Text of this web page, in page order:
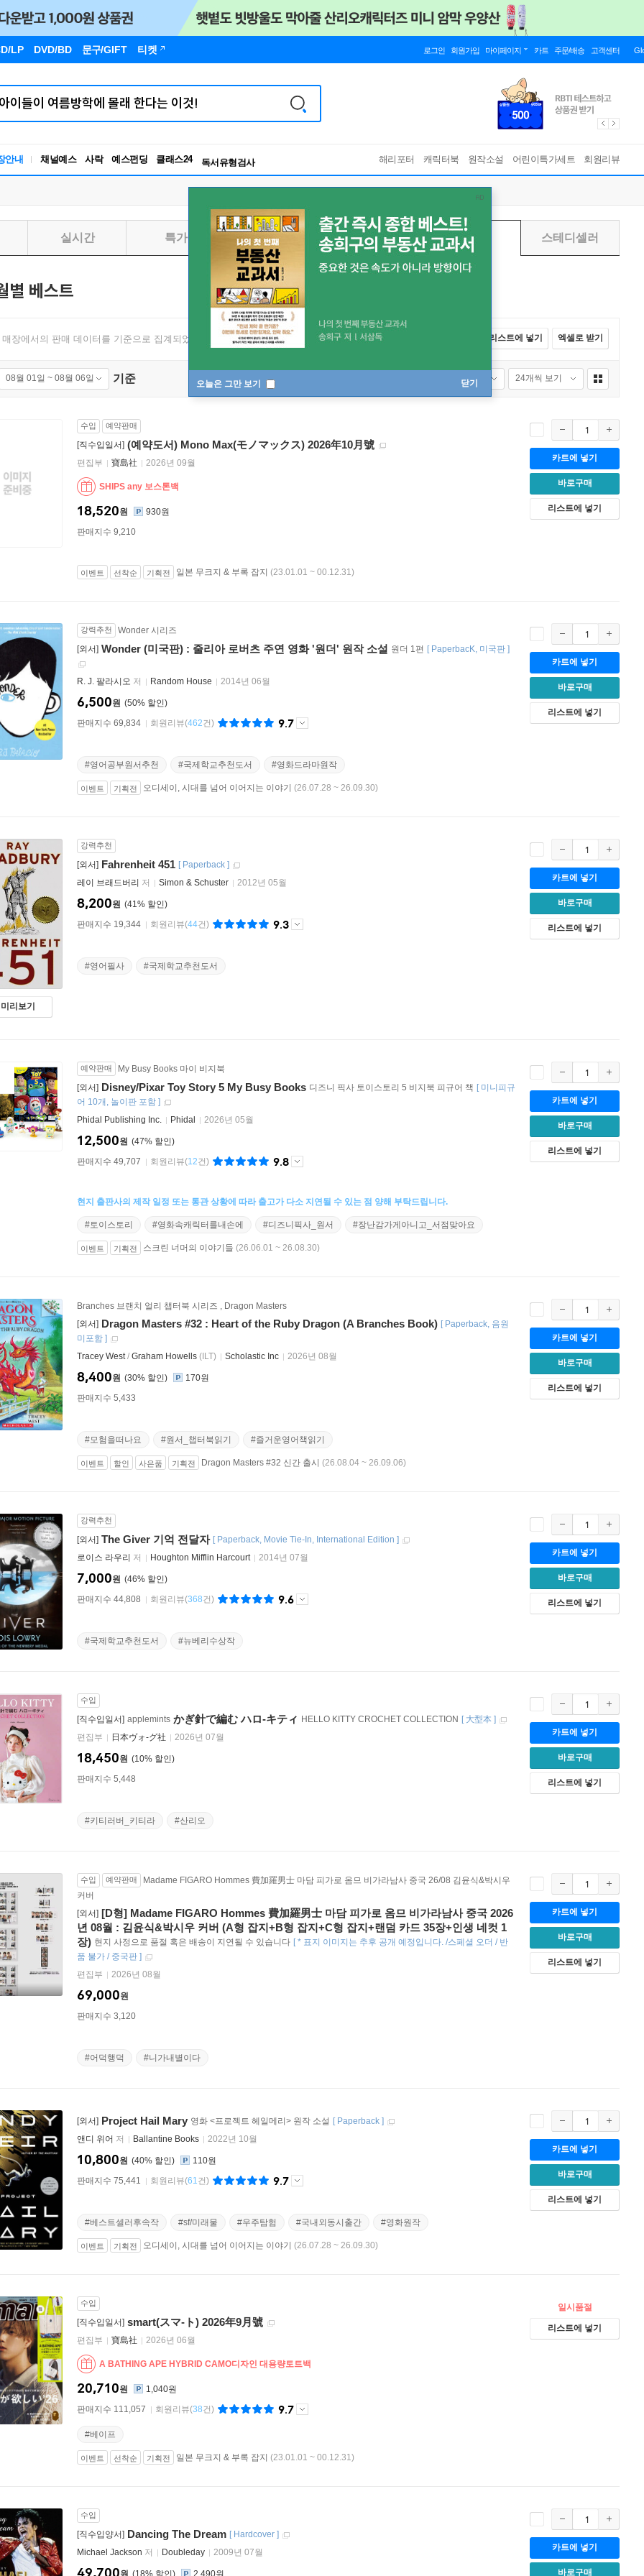
LP DVD/BD 문구/GIFT 티켓 로그인 회원가입 마이페이지 카트 주문/배송 고객센터
안내 채널예스 사락 예스펀딩 클래스24
독서유형검사
RBTI Lab
독서유형검사
해리포터 캐릭터북 원작소설 어린이특가세트 회원리뷰
오늘은 그만 보기 닫기
실시간 특가 일별 주별 월별 스테디셀러
별 베스트
장에서의 판매 데이터를 기준으로 집계되었습니다. 전체선택 카트에 넣기 리스트에 넣기 엑셀로 받기
08월 01일 ~ 08월 06일 기준 품절포함 24개씩 보기
수입 예약판매
[직수입일서] (예약도서) Mono Max(モノマックス) 2026年10月號
편집부 寶島社 2026년 09월
SHIPS any 보스톤백
18,520원
930원
판매지수 9,210
이벤트 선착순 기획전 일본 무크지 & 부록 잡지 (23.01.01 ~ 00.12.31)
카트에 넣기
바로구매
리스트에 넣기
강력추천
Wonder 시리즈
[외서] Wonder (미국판) : 줄리아 로버츠 주연 영화 '원더' 원작 소설 원더 1편 [ PaperbacK 미국판 ]
R. J. 팔라시오 저 Random House 2014년 06월
50%
6,500원
판매지수 69,834
회원리뷰(462건) 9.7
#영어공부원서추천 #국제학교추천도서 #영화드라마원작
이벤트 기획전 오디세이, 시대를 넘어 이어지는 이야기 (26.07.28 ~ 26.09.30)
카트에 넣기
바로구매
리스트에 넣기
미리보기
강력추천
[외서] Fahrenheit 451 [ Paperback ]
레이 브래드버리 저 Simon & Schuster 2012년 05월
41%
8,200원
판매지수 19,344
회원리뷰(44건) 9.3
#영어필사 #국제학교추천도서
카트에 넣기
바로구매
리스트에 넣기
예약판매
My Busy Books 마이 비지북
[외서] Disney/Pixar Toy Story 5 My Busy Books 디즈니 픽사 토이스토리 5 비지북 피규어 책 [ 미니피규
어 10개
놀이판 포함 ]
Phidal Publishing Inc.
Phidal 2026년 05월
47%
12,500원
판매지수 49,707
회원리뷰(12건) 9.8
현지 출판사의 제작 일정 또는 통관 상황에 따라 출고가 다소 지연될 수 있는 점 양해 부탁드립니다.
#토이스토리 #영화속캐릭터를내손에 #디즈니픽사_원서 #장난감가게아니고_서점맞아요
이벤트 기획전 스크린 너머의 이야기들 (26.06.01 ~ 26.08.30)
카트에 넣기
바로구매
리스트에 넣기
Branches 브랜치 얼리 챕터북 시리즈 , Dragon Masters
[외서] Dragon Masters #32 : Heart of the Ruby Dragon (A Branches Book) [ Paperback 음원
미포함 ]
Tracey West/ Graham Howells (ILT) Scholastic Inc 2026년 08월
30%
8,400원
170원
판매지수 5,433
#모험을떠나요 #원서_챕터북읽기 #즐거운영어책읽기
이벤트 할인 사은품 기획전 Dragon Masters #32 신간 출시 (26.08.04 ~ 26.09.06)
카트에 넣기
바로구매
리스트에 넣기
강력추천
[외서] The Giver 기억 전달자 [ Paperback Movie Tie-In International Edition ]
로이스 라우리 저 Houghton Mifflin Harcourt 2014년 07월
46%
7,000원
판매지수 44,808
회원리뷰(368건) 9.6
#국제학교추천도서 #뉴베리수상작
카트에 넣기
바로구매
리스트에 넣기
수입
[직수입일서] applemints かぎ針で編む ハロ-キティ HELLO KITTY CROCHET COLLECTION [ 大型本 ]
편집부
日本ヴォ-グ社 2026년 07월
10%
18,450원
판매지수 5,448
#키티러버_키티라 #산리오
카트에 넣기
바로구매
리스트에 넣기
수입 예약판매
Madame FIGARO Hommes 費加羅男士 마담 피가로 옴므 비가라남사 중국 26/08 김윤식&박시우
커버
[외서] [D형] Madame FIGARO Hommes 費加羅男士 마담 피가로 옴므 비가라남사 중국 2026
년 08월 : 김윤식&박시우 커버 (A형 잡지+B형 잡지+C형 잡지+랜덤 카드 35장+인생 네컷 1
장) 현지 사정으로 품절 혹은 배송이 지연될 수 있습니다 [* 표지 이미지는 추후 공개 예정입니다. /스페셜 오더 / 반
품 불가 / 중국판 ]
편집부
2026년 08월
69,000원
판매지수 3,120
#어덕행덕 #니가내별이다
카트에 넣기
바로구매
리스트에 넣기
[외서] Project Hail Mary 영화 <프로젝트 헤일메리> 원작 소설 [ Paperback ]
앤디 위어 저 Ballantine Books 2022년 10월
40%
10,800원
110원
판매지수 75,441
회원리뷰(61건) 9.7
#베스트셀러후속작 #sf/미래물 #우주탐험 #국내외동시출간 #영화원작
이벤트 기획전 오디세이, 시대를 넘어 이어지는 이야기 (26.07.28 ~ 26.09.30)
카트에 넣기
바로구매
리스트에 넣기
수입
[직수입일서] smart(スマ-ト) 2026年9月號
편집부 寶島社 2026년 06월
A BATHING APE HYBRID CAMO디자인 대용량토트백
20,710원
1,040원
판매지수 111,057
회원리뷰(38건) 9.7
#베이프
이벤트 선착순 기획전 일본 무크지 & 부록 잡지 (23.01.01 ~ 00.12.31)
일시품절
리스트에 넣기
수입
[직수입양서] Dancing The Dream [ Hardcover ]
Michael Jackson 저 Doubleday 2009년 07월
18%
49,700원 2,490원
카트에 넣기
바로구매